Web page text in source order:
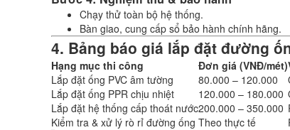
Chạy thử toàn bộ hệ thống.
Bàn giao, cung cấp sổ bảo hành chính hãng.
4. Bảng báo giá lắp đặt đường
Hạng mục thi công Đơn giá (VNĐ/mét)
Lắp đặt ống PVC âm tường
80.000 – 120.000
Lắp đặt ống PPR chịu nhiệt
120.000 – 180.000
Lắp đặt hệ thống cấp thoát nước200.000 – 350.000
Kiểm tra & xử lý rò rỉ đường ống Theo thực tế